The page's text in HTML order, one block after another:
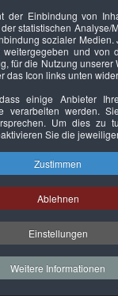
Urheberrechtsnachweise
Bundesverband
und Fachgutachter
der Einbindung von
statistischen Analyse/
sozialer Medien.
und von
für die Nutzung unserer
das Icon links unten
einige Anbieter
verarbeiten werden.
Um dies zu
Sie die
Zustimmen
Ablehnen
Einstellungen
Weitere Informationen